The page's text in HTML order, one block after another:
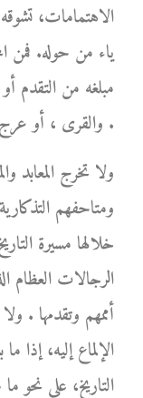
الاهتمامات،
ياء من حوله. فمن
مبلغه من التقدم
والقرى ، أو عرج عليها، وصفها وأبدى انطباعه عنها .
ولا تخرج المعابد
ومتاحفهم
خلالها مسيرة
الرجالات العظام
أممهم وتقدمها .
الإلماع إليه، إذا
التاريخ، على نحو